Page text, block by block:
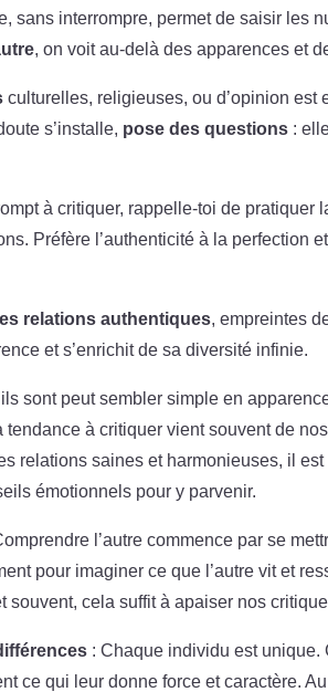
sans interrompre, permet de saisir les
, on voit au-delà des apparences et
culturelles, religieuses, ou d’opinion est
s’installe, pose des questions :
à critiquer, rappelle-toi de pratiquer
Préfère l’authenticité à la perfection
relations authentiques, empreintes
et s’enrichit de sa diversité infinie.
sont peut sembler simple en
tendance à critiquer vient souvent de
relations saines et harmonieuses, il
émotionnels pour y parvenir.
l’autre commence par se
pour imaginer ce que l’autre vit et
souvent, cela suffit à apaiser nos
: Chaque individu est unique.
ce qui leur donne force et caractère.